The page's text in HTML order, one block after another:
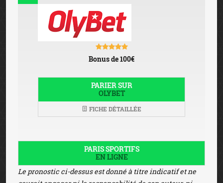
Bonus de 100€
PARIER SUR
OLYBET
FICHE DÉTAILLÉE
PARIS SPORTIFS
EN LIGNE
Le pronostic ci-dessus est donné à titre indicatif et ne